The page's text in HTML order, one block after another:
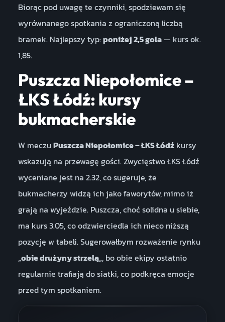
Biorąc pod uwagę te czynniki, spodziewam się
wyrównanego spotkania z ograniczoną liczbą
bramek. Najlepszy typ:poniżej 2,5 gola— kurs ok.
1,85.
Puszcza Niepołomice –
ŁKS Łódź: kursy
bukmacherskie
W meczuPuszcza Niepołomice – ŁKS Łódźkursy
wskazują na przewagę gości. Zwycięstwo ŁKS Łódź
wyceniane jest na 2.32, co sugeruje, że
bukmacherzy widzą ich jako faworytów, mimo iż
grają na wyjeździe. Puszcza, choć solidna u siebie,
ma kurs 3.05, co odzwierciedla ich nieco niższą
pozycję w tabeli. Sugerowałbym rozważenie rynku
„obie drużyny strzelą„, bo obie ekipy ostatnio
regularnie trafiają do siatki, co podkręca emocje
przed tym spotkaniem.